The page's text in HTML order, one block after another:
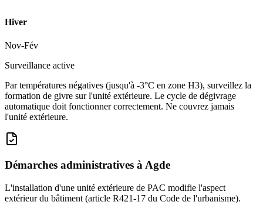
Hiver
Nov-Fév
Surveillance active
Par températures négatives (jusqu'à -3°C en zone H3), surveillez la
formation de givre sur l'unité extérieure. Le cycle de dégivrage
automatique doit fonctionner correctement. Ne couvrez jamais
l'unité extérieure.
Démarches administratives àAgde
L'installation d'une unité extérieure de PAC modifie l'aspect
extérieur du bâtiment (article R421-17 du Code de l'urbanisme).